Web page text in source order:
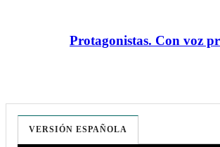
Protagonistas. Con voz
VERSIÓN ESPAÑOLA